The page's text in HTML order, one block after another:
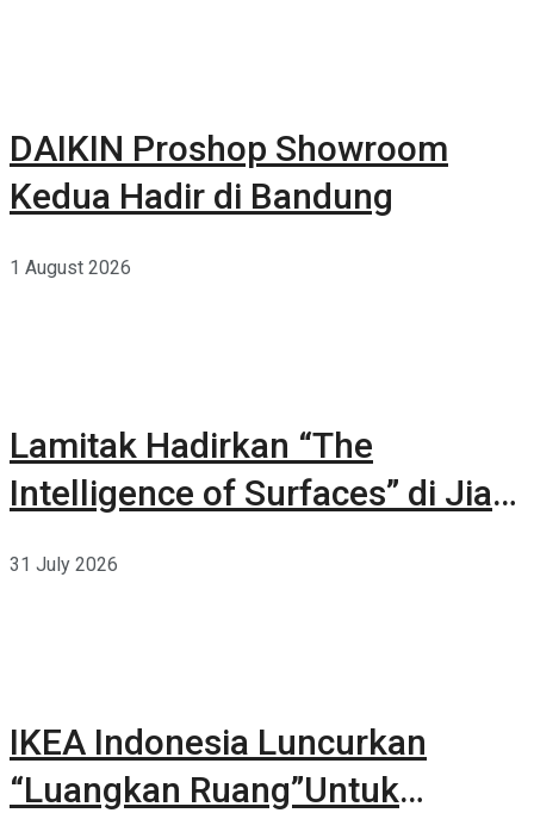
DAIKIN Proshop Showroom
Kedua Hadir di Bandung
1 August 2026
Lamitak Hadirkan “The
Intelligence of Surfaces” di Jia
31 July 2026
IKEA Indonesia Luncurkan
“Luangkan Ruang”Untuk